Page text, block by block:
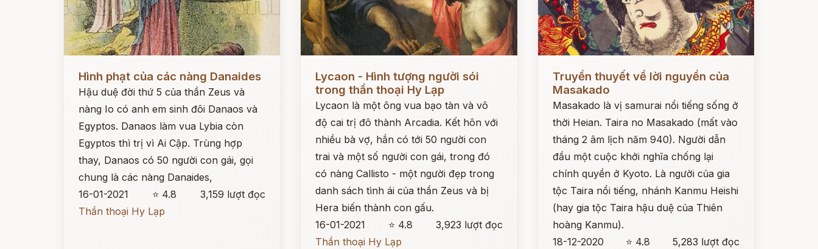
Hình phạt của các nàng Danaides
Hậu duệ đời thứ 5 của thần Zeus và
nàng Io có anh em sinh đôi Danaos và
Egyptos. Danaos làm vua Lybia còn
Egyptos thì trị vì Ai Cập. Trùng hợp
thay, Danaos có 50 người con gái, gọi
chung là các nàng Danaides,
16-01-2021
⭐ 4.8
3,159 lượt đọc
Thần thoại Hy Lạp
Lycaon - Hình tượng người sói
trong thần thoại Hy Lạp
Lycaon là một ông vua bạo tàn và vô
độ cai trị đô thành Arcadia. Kết hôn với
nhiều bà vợ, hắn có tới 50 người con
trai và một số người con gái, trong đó
có nàng Callisto - một người đẹp trong
danh sách tình ái của thần Zeus và bị
Hera biến thành con gấu.
16-01-2021
⭐ 4.8
3,923 lượt đọc
Thần thoại Hy Lạp
Đọc ngay
Truyền thuyết về lời nguyền của
Masakado
Masakado là vị samurai nổi tiếng sống ở
thời Heian. Taira no Masakado (mất vào
tháng 2 âm lịch năm 940). Người dẫn
đầu một cuộc khởi nghĩa chống lại
chính quyền ở Kyoto. Là người của gia
tộc Taira nổi tiếng, nhánh Kanmu Heishi
(hay gia tộc Taira hậu duệ của Thiên
hoàng Kanmu).
18-12-2020
⭐ 4.8
5,283 lượt đọc